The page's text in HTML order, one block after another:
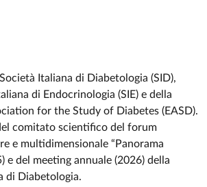
dell’Université Libre de
fellow.
Ateneo per la Ricerca 2024 – Azione
Parma, per il progetto sulla regolazione
β derivate da iPSC esposte a
in condizioni di controllo e
di un progetto
Italiana di Diabetologia (SID),
di Endocrinologia (SIE) e della
for the Study of Diabetes (EASD).
comitato scientifico del forum
e multidimensionale “Panorama
e del meeting annuale (2026) della
di Diabetologia.